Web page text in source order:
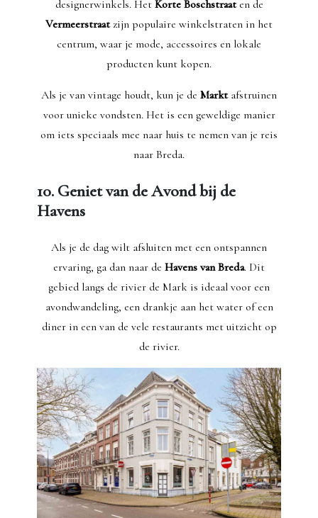
designerwinkels. Het Korte Boschstraaten de
Vermeerstraatzijn populaire winkelstraten in het
centrum, waar je mode, accessoires en lokale
producten kunt kopen.
Als je van vintage houdt, kun je de Marktafstruinen
voor unieke vondsten. Het is een geweldige manier
om iets speciaals mee naar huis te nemen van je reis
naar Breda.
10. Geniet van de Avond bij de
Havens
Als je de dag wilt afsluiten met een ontspannen
ervaring, ga dan naar de Havens van Breda. Dit
gebied langs de rivier de Mark is ideaal voor een
avondwandeling, een drankje aan het water of een
diner in een van de vele restaurants met uitzicht op
de rivier.